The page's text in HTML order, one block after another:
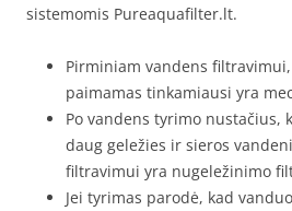
sistemomis Pureaquafilter.lt.
Pirminiam vandens
paimamas tinkamiausi yra
Po vandens tyrimo nustačius,
daug geležies ir sieros
filtravimui yra nugeležinimo
Jei tyrimas parodė, kad